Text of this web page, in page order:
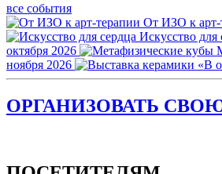
все события
От ИЗО к арт-
Искусство для
октября 2026
ноября 2026
ОРГАНИЗОВАТЬ